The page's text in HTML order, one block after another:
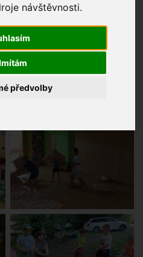
návštěvnosti.
předvolby